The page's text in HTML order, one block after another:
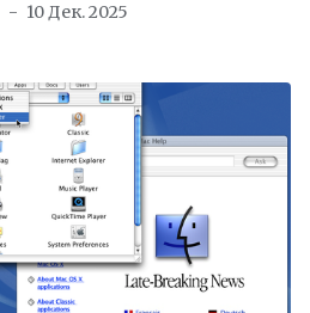
10 Дек. 2025